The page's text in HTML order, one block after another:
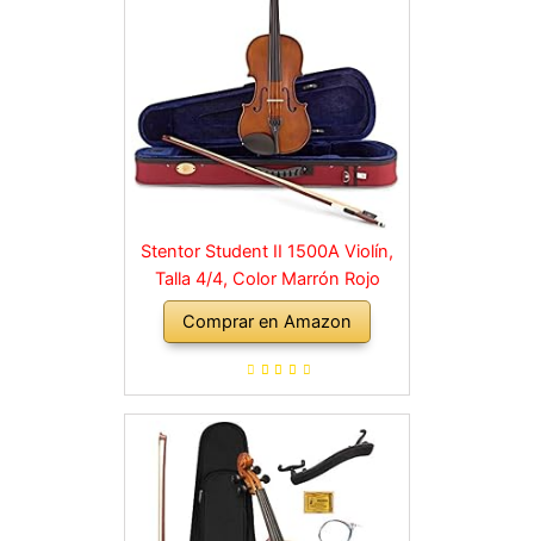
Stentor Student II 1500A Violín,
Talla 4/4, Color Marrón Rojo
Comprar en Amazon